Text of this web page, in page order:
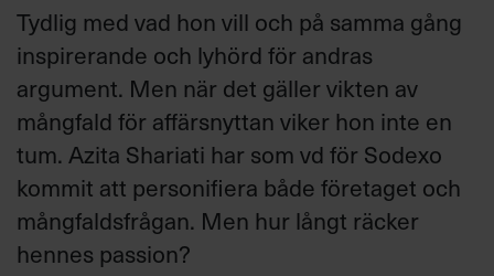
Annonsera
Om oss
Kontakta oss
Kundservice
Villkor och policy för
personuppgiftsbehandling
Populära utbildningar
Tydlig med vad hon vill och på samma gång
inspirerande och lyhörd för andras
argument. Men när det gäller vikten av
mångfald för affärsnyttan viker hon inte en
tum. Azita Shariati har som vd för Sodexo
kommit att personifiera både företaget och
mångfalds­frågan. Men hur långt räcker
hennes passion?